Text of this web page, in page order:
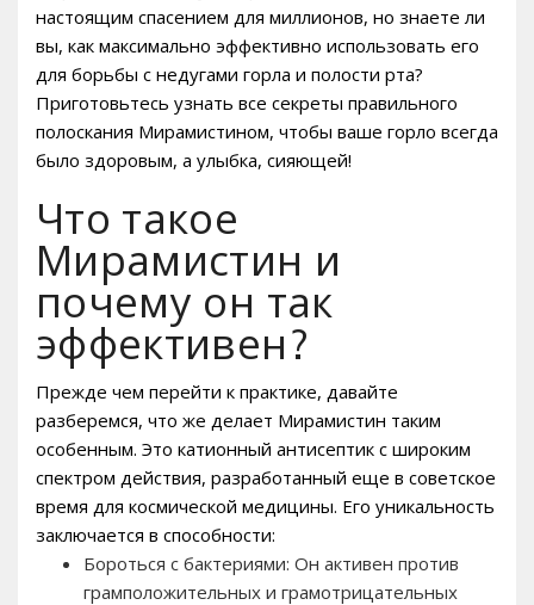
настоящим спасением для миллионов, но знаете ли
вы, как максимально эффективно использовать его
для борьбы с недугами горла и полости рта?
Приготовьтесь узнать все секреты правильного
полоскания Мирамистином, чтобы ваше горло всегда
было здоровым, а улыбка, сияющей!
Что такое
Мирамистин и
почему он так
эффективен?
Прежде чем перейти к практике, давайте
разберемся, что же делает Мирамистин таким
особенным. Это катионный антисептик с широким
спектром действия, разработанный еще в советское
время для космической медицины. Его уникальность
заключается в способности:
Бороться с бактериями: Он активен против
грамположительных и грамотрицательных